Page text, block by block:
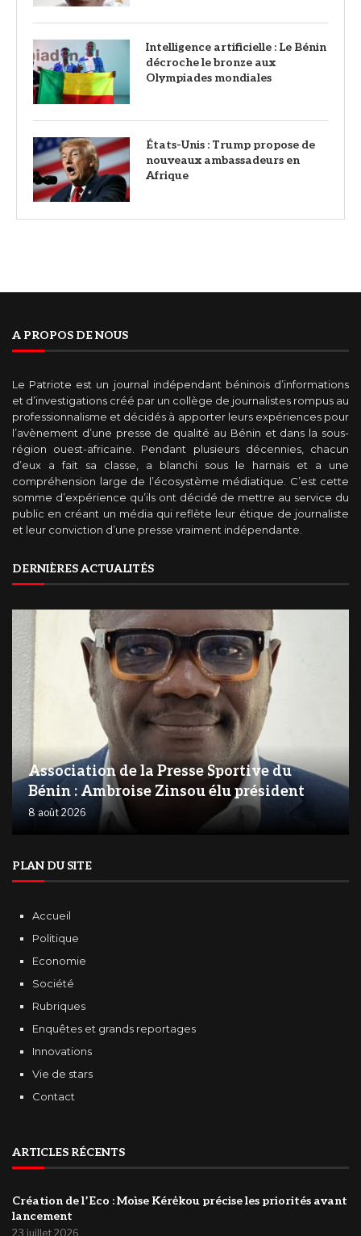
Intelligence artificielle : Le Bénin
décroche le bronze aux
Olympiades mondiales
États-Unis : Trump propose de
nouveaux ambassadeurs en
Afrique
A PROPOS DE NOUS
Le Patriote est un journal indépendant béninois d’informations
et d’investigations créé par un collège de journalistes rompus au
professionnalisme et décidés à apporter leurs expériences pour
l’avènement d’une presse de qualité au Bénin et dans la sous-
région ouest-africaine. Pendant plusieurs décennies, chacun
d’eux a fait sa classe, a blanchi sous le harnais et a une
compréhension large de l’écosystème médiatique. C’est cette
somme d’expérience qu’ils ont décidé de mettre au service du
public en créant un média qui reflète leur étique de journaliste
et leur conviction d’une presse vraiment indépendante.
DERNIÈRES ACTUALITÉS
Association de la Presse Sportive du
Bénin : Ambroise Zinsou élu président
8 août 2026
PLAN DU SITE
Accueil
Politique
Economie
Société
Rubriques
Enquêtes et grands reportages
Innovations
Vie de stars
Contact
ARTICLES RÉCENTS
Création de l’Eco : Moìse Kérėkou précise les priorités avant
lancement
23 juillet 2026